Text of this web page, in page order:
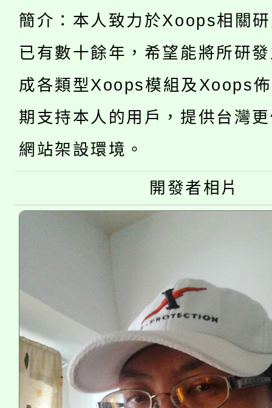
局官網。
8月14至27日，桃園電
開!
115年桃園市運動會8/
田徑場及游泳池舉行。
桃園市低收入戶享有免
視費優惠，中低收入戶
半價優惠，詳情可洽有
者。
大園自造教育及科技中
份教師增能研習
份教師研習
淨零綠生活教案入校路
會115年食農教育專業人
簡介：本人致力於Xoops相關
已有數十餘年，希望能將所研
成各類型Xoops模組及Xoops
期支持本人的用戶，提供台灣
網站架設環境。
開發者相片